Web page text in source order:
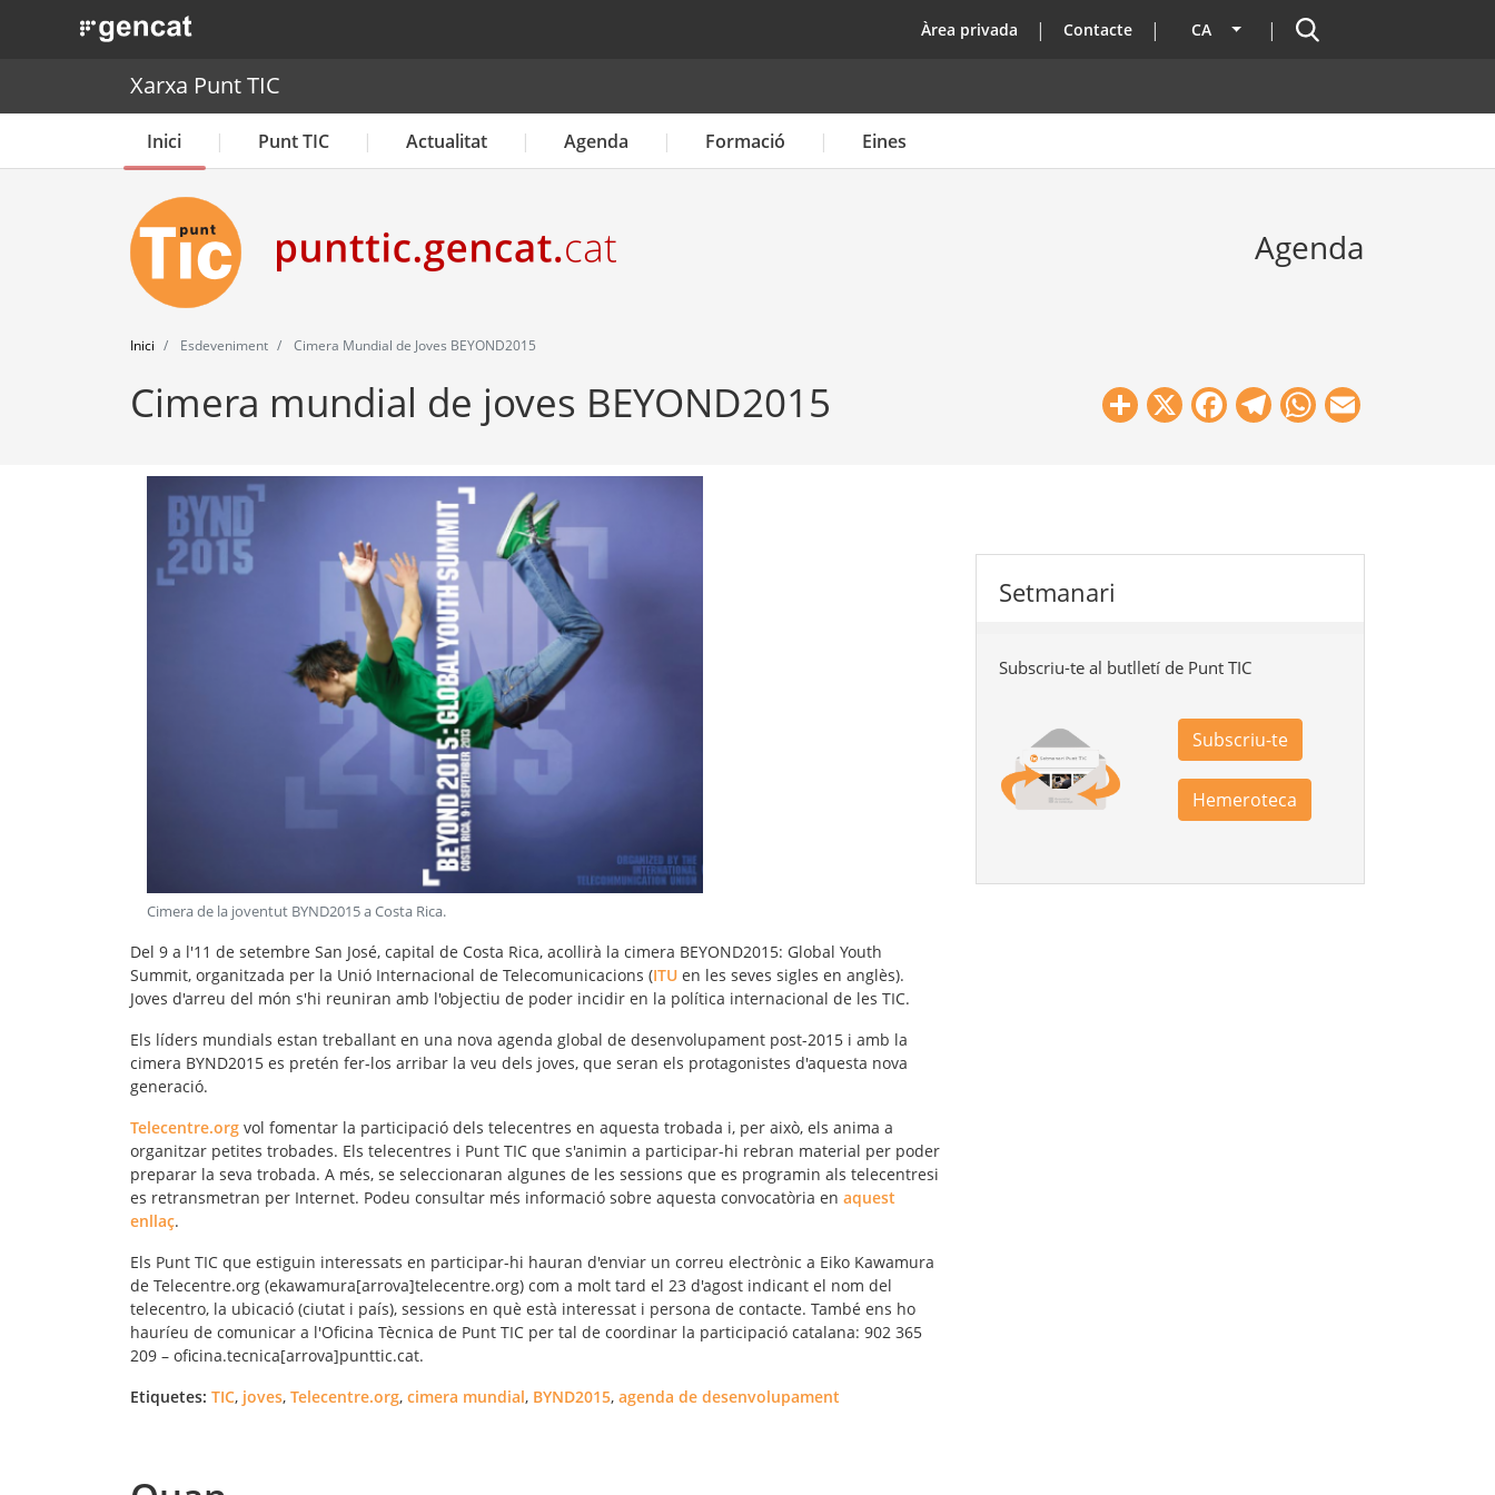
. Obre en una nova finestra. top
Àrea privada Contacte CA Llista les accions addicionals
Cercador
Xarxa Punt TIC
Inici Punt TIC Actualitat Agenda Formació Eines
Agenda
Inici Esdeveniment Cimera Mundial de Joves BEYOND2015
Cimera mundial de joves BEYOND2015 Share
X Facebook
Telegram
WhatsApp
Cimera de la joventut BYND2015 a Costa Rica.
Del 9 a l'11 de setembre San José, capital de Costa Rica, acollirà la cimera BEYOND2015: Global Youth
Summit, organitzada per la Unió Internacional de Telecomunicacions (ITU en les seves sigles en anglès).
Joves d'arreu del món s'hi reuniran amb l'objectiu de poder incidir en la política internacional de les TIC.
Els líders mundials estan treballant en una nova agenda global de desenvolupament post-2015 i amb la
cimera BYND2015 es pretén fer-los arribar la veu dels joves, que seran els protagonistes d'aquesta nova
generació.
Telecentre.org vol fomentar la participació dels telecentres en aquesta trobada i, per això, els anima a
organitzar petites trobades. Els telecentres i Punt TIC que s'animin a participar-hi rebran material per poder
preparar la seva trobada. A més, se seleccionaran algunes de les sessions que es programin als telecentresi
es retransmetran per Internet. Podeu consultar més informació sobre aquesta convocatòria en aquest
enllaç.
Els Punt TIC que estiguin interessats en participar-hi hauran d'enviar un correu electrònic a Eiko Kawamura
de Telecentre.org (ekawamura[arrova]telecentre.org) com a molt tard el 23 d'agost indicant el nom del
telecentro, la ubicació (ciutat i país), sessions en què està interessat i persona de contacte. També ens ho
hauríeu de comunicar a l'Oficina Tècnica de Punt TIC per tal de coordinar la participació catalana: 902 365
209 – oficina.tecnica[arrova]punttic.cat.
Etiquetes: TIC, joves, Telecentre.org, cimera mundial, BYND2015, agenda de desenvolupament
Setmanari
Subscriu-te al butlletí de Punt TIC
Subscriu-te
Hemeroteca